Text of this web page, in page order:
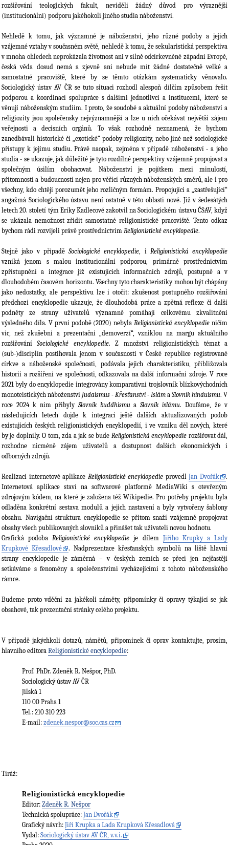
rozšiřování teologických fakult, neviděli žádný důvod pro výraznější
(institucionální) podporu jakéhokoli jiného studia náboženství.
Nehledě k tomu, jak významné je náboženství, jeho různé podoby a jejich
vzájemné vztahy v současném světě, nehledě k tomu, že sekularistická perspektiva
v mnoha ohledech neprokázala životnost ani v silně odcírkevněné západní Evropě,
česká věda dosud nemá a zjevně ani nebude mít žádné dostatečně velké a
samostatné pracoviště, které by se těmto otázkám systematicky věnovalo.
Sociologický ústav AV ČR se tuto situaci rozhodl alespoň dílčím způsobem řešit
podporou a koordinací spolupráce s dalšími jednotlivci a institucemi, které se
věnují náboženským studiím. I proto, že soudobé a aktuální podoby náboženství a
religiozity jsou společensky nejvýznamnější a lze u nich očekávat největší zájem
veřejnosti a decisních orgánů. To však rozhodně neznamená, že bychom
zanedbávali historické či „exotické“ podoby religiozity, nebo jiné než sociologické
přístupy k jejímu studiu. Právě naopak, zejména v případě náboženství - a jeho
studia - se ukazuje, jak důležité je tyto rozdílné perspektivy vzájemně propojovat a
společným úsilím obohacovat. Náboženství je pojítkem mezi minulostí,
přítomností a budoucností nejen pro věřící různých náboženských směrů, ale i pro
všechny, kdo chtějí porozumět jeho rozličným formám. Propojující a „zastřešující“
angažmá Sociologického ústavu není ostatně v této oblasti nové. Již v šedesátých
letech 20. století tým Eriky Kadlecové zakotvil na Sociologickém ústavu ČSAV, když
se ukázala nemožnost zřídit samostatné religionistické pracoviště. Tento odkaz
bychom rádi rozvíjeli právě prostřednictvím Religionistické encyklopedie.
Stejně jako v případě Sociologické encyklopedie, i Religionistická encyklopedie
vzniká jenom s malou institucionální podporou, primárně prostřednictvím
zpřístupnění a integrace již existujících informačních zdrojů, postupně a v
dlouhodobém časovém horizontu. Všechny tyto charakteristiky mohou být chápány
jako nedostatky, ale perspektivu lze i otočit: zkušenost postupného rozšiřování
předchozí encyklopedie ukazuje, že dlouhodobá práce a zpětná reflexe či další
podněty ze strany uživatelů významně pomáhají celkovému zkvalitnění
výsledného díla. V první podobě (2020) nebylaReligionistická encyklopedie ničím
víc, než zkušební a prezentační „demoverzí“, vzniklou na margu aktuálního
rozšiřováníSociologické encyklopedie. Z množství religionistických témat a
(sub-)disciplín postihovala jenom v současnosti v České republice registrované
církve a náboženské společnosti, podávala jejich charakteristiku, přibližovala
historii a rozšíření ve společnosti, odkazovala na další informační zdroje. V roce
2021 byly do encyklopedie integrovány komparativní trojslovník blízkovýchodních
monoteistických náboženství Judaismus - Křesťanství - Islám a Slovník hinduismu. V
roce 2024 k nim přibyly Slovník buddhismuaSlovník islámu. Doufáme, že v
následujících letech dojde k integraci ještě dalších aktualizovaných podob
existujících českých religionistických encyklopedií, i ve vzniku děl nových, které
by je doplnily. O tom, zda a jak se bude Religionistická encyklopedie rozšiřovat dál,
rozhodne nicméně zájem uživatelů a dostupnost dalších ekonomických i
odborných zdrojů.
Realizaci internetové aplikace Religionistické encyklopedie provedlJan Dvořák
.
Internetová aplikace staví na softwarové platformě MediaWiki s otevřeným
zdrojovým kódem, na které je založena též Wikipedie. Pro potřeby projektu byla
odladěna konkrétní sestava modulů a jejich nastavení a byly vytvořeny šablony
obsahu. Navigační struktura encyklopedie se přitom snaží vzájemně propojovat
obsahy všech publikovaných slovníků a přinášet tak uživateli novou hodnotu.
Grafická podobaReligionistické encyklopedie je dílem Jiřího Krupky a Lady
Krupkové Křesadlové
. Nadprezentace křesťanských symbolů na liště hlavní
strany encyklopedie je záměrná – v českých zemích se přeci jen nejčastěji
setkáváme s fenomény a společenstvími vycházejícími z tohoto náboženského
rámce.
Budeme proto vděční za jakékoli náměty, připomínky či opravy týkající se jak
obsahové, tak prezentační stránky celého projektu.
V případě jakýchkoli dotazů, námětů, připomínek či oprav kontaktujte, prosím,
hlavního editora Religionistické encyklopedie:
Prof. PhDr. Zdeněk R. Nešpor, PhD.
Sociologický ústav AV ČR
Jilská 1
110 00 Praha 1
Tel.: 210 310 223
E-mail: zdenek.nespor@soc.cas.cz
Tiráž:
Religionistická encyklopedie
Editor: Zdeněk R. Nešpor
Technická spolupráce: Jan Dvořák
Grafický návrh: Jiří Krupka a Lada Krupková Křesadlová
Vydal: Sociologický ústav AV ČR, v.v.i.